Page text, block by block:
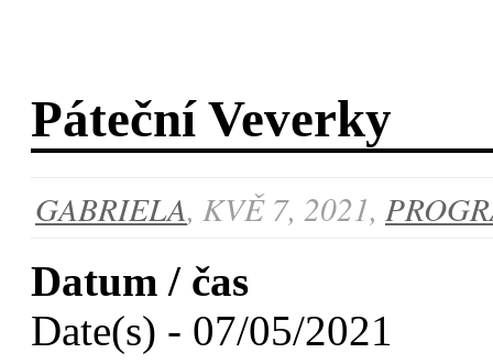
Páteční Veverky
GABRIELA, KVĚ 7, 2021,
Datum / čas
Date(s) - 07/05/2021